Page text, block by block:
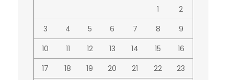
1
2
3
4 5 6 7 8
9
10
11 12 13 14 15
16
17
18 19 20 21 22
23